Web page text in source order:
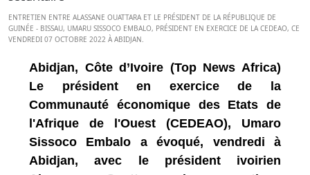
ENTRETIEN ENTRE ALASSANE OUATTARA ET LE PRÉSIDENT DE LA RÉPUBLIQUE DE
GUINÉE - BISSAU, UMARU SISSOCO EMBALO, PRÉSIDENT EN EXERCICE DE LA CEDEAO, CE
VENDREDI 07 OCTOBRE 2022 À ABIDJAN.
Abidjan, Côte d’Ivoire (Top News Africa)
Le président en exercice de la
Communauté économique des Etats de
l'Afrique de l'Ouest (CEDEAO), Umaro
Sissoco Embalo a évoqué, vendredi à
Abidjan, avec le président ivoirien